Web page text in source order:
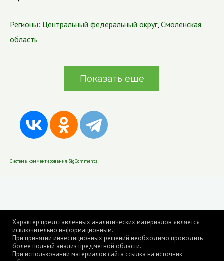
Регионы: Центральный федеральный округ, Смоленская
область
Показать еще
Система комментирования SigComments
Характер представленных аналитических материалов является
исключительно информационным.
При принятии инвестиционных решений необходимо проводить
более полный анализ предметной области.
При использовании материалов сайта ссылка на источник